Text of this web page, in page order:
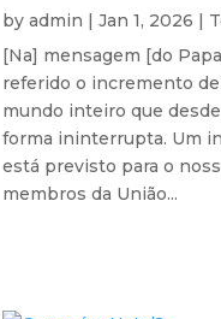
by admin | Jan 1, 2026 |
[Na] mensagem [do
referido o incremento
mundo inteiro que
forma ininterrupta. Um
está previsto para o
membros da União...